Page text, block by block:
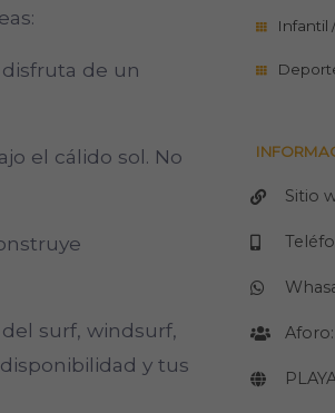
de un
el cálido sol. No
surf, windsurf,
y tus
Infantil
Sitio
Aforo: